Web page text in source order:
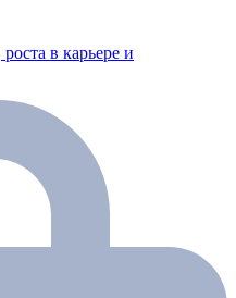
в карьере и